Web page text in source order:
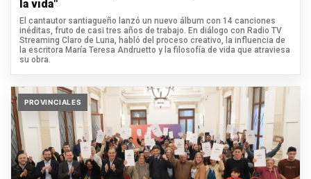
la vida"
El cantautor santiagueño lanzó un nuevo álbum con 14 canciones
inéditas, fruto de casi tres años de trabajo. En diálogo con Radio TV
Streaming Claro de Luna, habló del proceso creativo, la influencia de
la escritora María Teresa Andruetto y la filosofía de vida que atraviesa
su obra.
PROVINCIALES